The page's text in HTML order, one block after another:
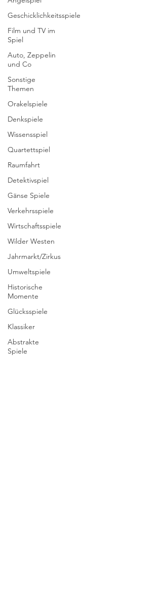
Geschicklichkeitsspiele
Film und TV im
Spiel
Auto, Zeppelin
und Co
Sonstige
Themen
Orakelspiele
Denkspiele
Wissensspiel
Quartettspiel
Raumfahrt
Detektivspiel
Gänse Spiele
Verkehrsspiele
Wirtschaftsspiele
Wilder Westen
Jahrmarkt/Zirkus
Umweltspiele
Historische
Momente
Glücksspiele
Klassiker
Abstrakte
Spiele